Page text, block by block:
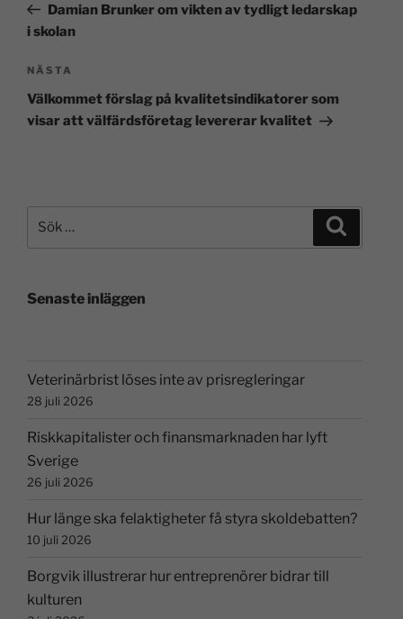
Damian Brunker om vikten av tydligt ledarskap
i skolan
NÄSTA
Välkommet förslag på kvalitetsindikatorer som
visar att välfärdsföretag levererar kvalitet
Senaste inläggen
Veterinärbrist löses inte av prisregleringar
28 juli 2026
Riskkapitalister och finansmarknaden har lyft
Sverige
26 juli 2026
Hur länge ska felaktigheter få styra skoldebatten?
10 juli 2026
Borgvik illustrerar hur entreprenörer bidrar till
kulturen